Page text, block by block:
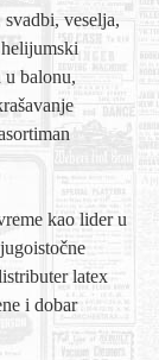
veselja,
balonu,
kao lider u
latex
i dobar